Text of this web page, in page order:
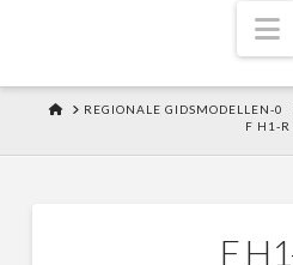
HOMEREGIONALE GIDSMODELLEN-0
F H1-R
F